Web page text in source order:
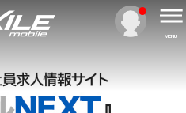
MENU